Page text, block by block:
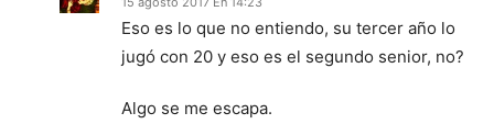
Eso es lo que no entiendo, su tercer año lo
jugó con 20 y eso es el segundo senior, no?
Algo se me escapa.